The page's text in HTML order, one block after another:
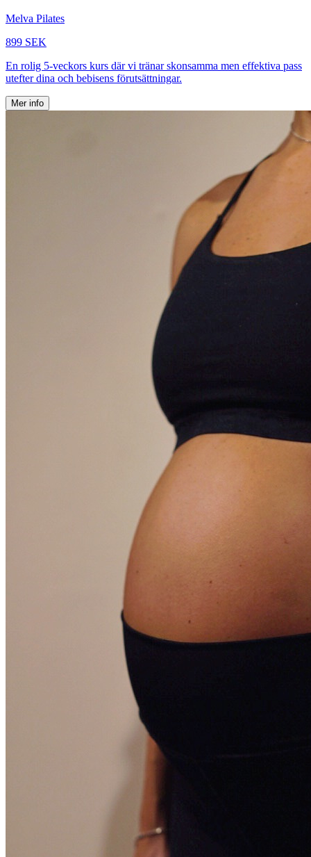
Melva Pilates
899 SEK
En rolig 5-veckors kurs där vi tränar skonsamma men effektiva pass
utefter dina och bebisens förutsättningar.
Mer info